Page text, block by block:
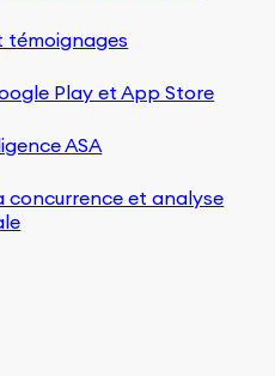
témoignages
Play et App Store
ASA
concurrence et analyse